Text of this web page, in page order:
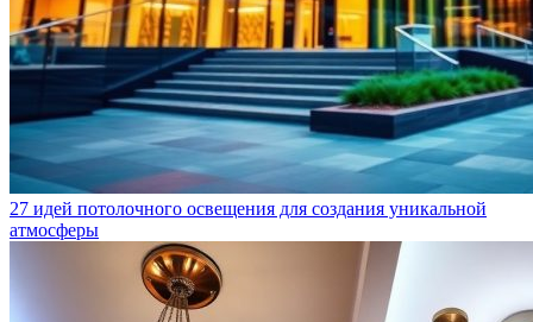
27 идей потолочного освещения для создания уникальной
атмосферы